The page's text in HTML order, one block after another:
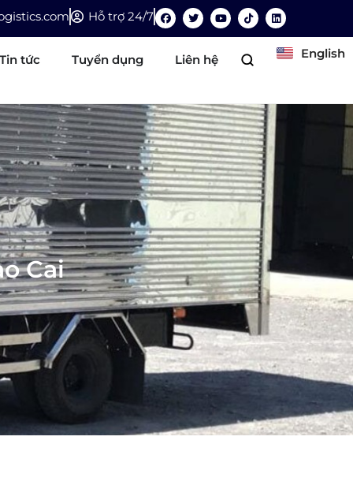
Hỗ trợ 24/7
Tin tức Tuyển dụng Liên hệ English
Cai